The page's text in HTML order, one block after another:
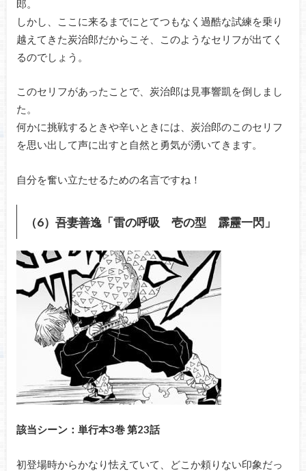
郎。
しかし、ここに来るまでにとてつもなく過酷な試練を乗り
越えてきた炭治郎だからこそ、このようなセリフが出てく
るのでしょう。
このセリフがあったことで、炭治郎は見事響凱を倒しまし
た。
何かに挑戦するときや辛いときには、炭治郎のこのセリフ
を思い出して声に出すと自然と勇気が湧いてきます。
自分を奮い立たせるための名言ですね！
（6）吾妻善逸「雷の呼吸 壱の型 霹靂一閃」
該当シーン：単行本3巻 第23話
初登場時からかなり怯えていて、どこか頼りない印象だっ